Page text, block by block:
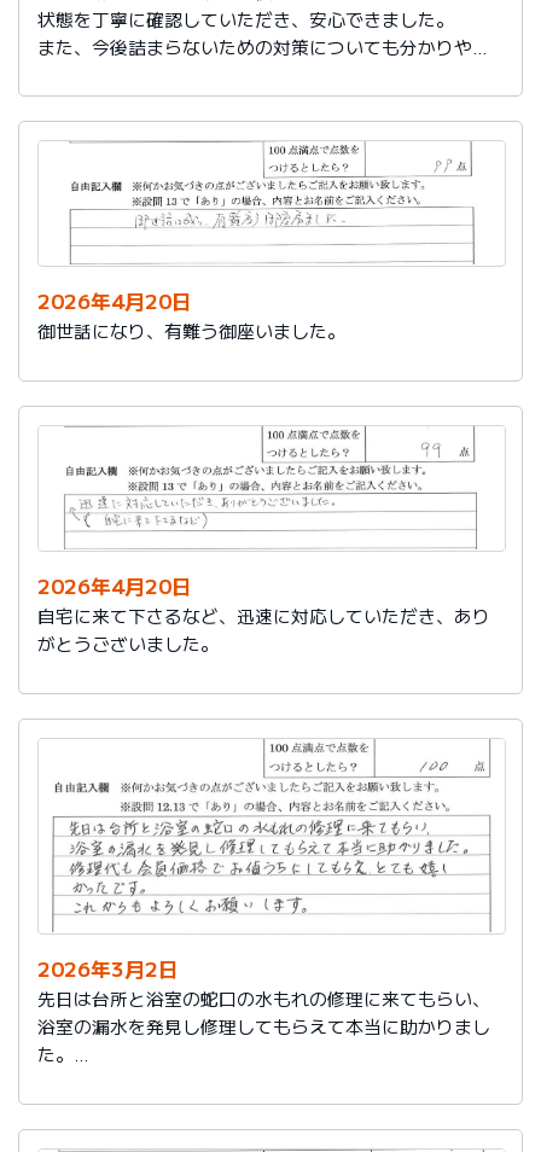
状態を丁寧に確認していただき、安心できました。
また、今後詰まらないための対策についても分かりやす
ありがとうございました。
2026年4月20日
御世話になり、有難う御座いました。
2026年4月20日
自宅に来て下さるなど、迅速に対応していただき、あり
がとうございました。
2026年3月2日
先日は台所と浴室の蛇口の水もれの修理に来てもらい、
浴室の漏水を発見し修理してもらえて本当に助かりまし
た。
かったです。
これからもよろしくお願いします。